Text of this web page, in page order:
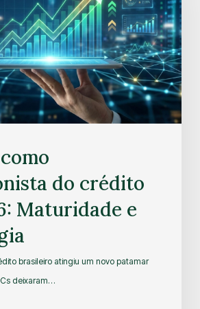
do crédito
Maturidade e
brasileiro atingiu um novo patamar
deixaram…